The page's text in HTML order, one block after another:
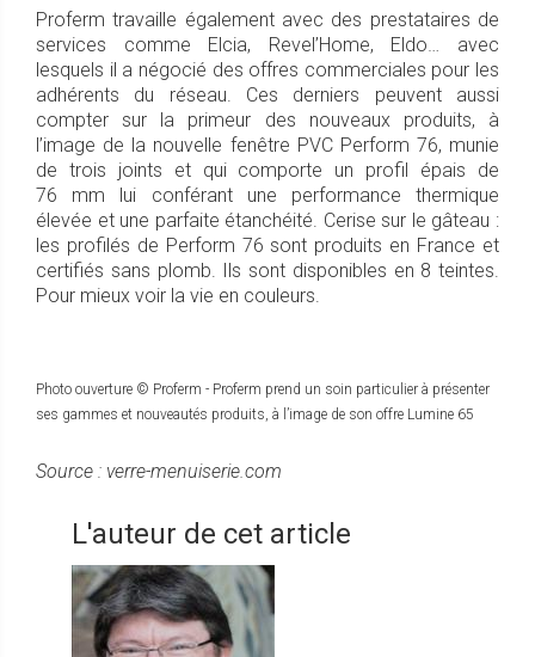
Proferm travaille également avec des prestataires de
services comme Elcia, Revel’Home, Eldo… avec
lesquels il a négocié des offres commerciales pour les
adhérents du réseau. Ces derniers peuvent aussi
compter sur la primeur des nouveaux produits, à
l’image de la nouvelle fenêtre PVC Perform 76, munie
de trois joints et qui comporte un profil épais de
76 mm lui conférant une performance thermique
élevée et une parfaite étanchéité. Cerise sur le gâteau :
les profilés de Perform 76 sont produits en France et
certifiés sans plomb. Ils sont disponibles en 8 teintes.
Pour mieux voir la vie en couleurs.
Photo ouverture © Proferm - Proferm prend un soin particulier à présenter
ses gammes et nouveautés produits, à l’image de son offre Lumine 65
Source : verre-menuiserie.com
L'auteur de cet article